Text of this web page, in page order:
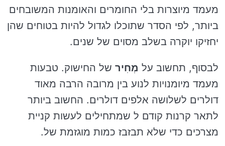
מעמד מיוצרות בלי החומרים והאומנות המשובחים
ביותר, לפי הסדר שתוכלו לגדול להיות בטוחים שהן
יחזיקו יוקרה בשלב מסוים של שנים.
לבסוף, תחשוב על מְחִיר של החישוק. טבעות
מעמד מיומנויות לנוע בין מרובה הרבה מאוד
דולרים לשלושה אלפים דולרים. החשוב ביותר
לתאר קרנות קודם ל שמתחילים לעשות קניית
מצרכים כדי שלא תבזבז כמות מוגזמת של.